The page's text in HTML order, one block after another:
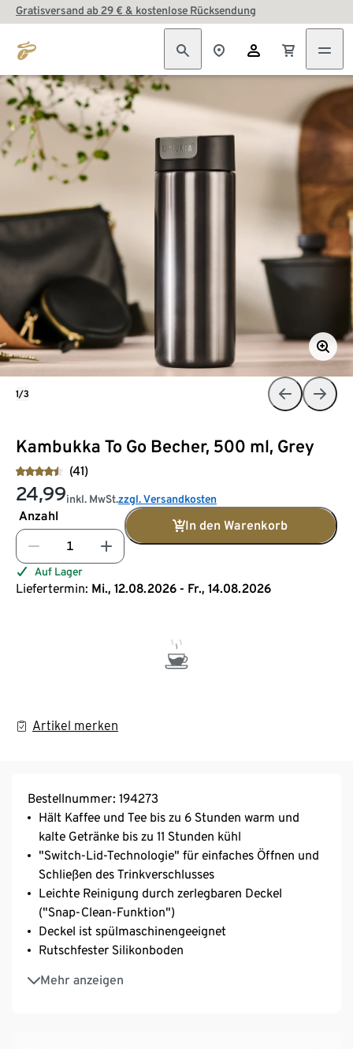
Gratisversand ab 29 € & kostenlose Rücksendung
Kambukka To Go Becher, 500 ml, Grey
(41)
24,99inkl. MwSt.zzgl. Versandkosten
Anzahl
In den Warenkorb
Auf Lager
Liefertermin: Mi., 12.08.2026 - Fr., 14.08.2026
Artikel merken
1/3
Bestellnummer: 194273
Hält Kaffee und Tee bis zu 6 Stunden warm und
kalte Getränke bis zu 11 Stunden kühl
"Switch-Lid-Technologie" für einfaches Öffnen und
Schließen des Trinkverschlusses
Leichte Reinigung durch zerlegbaren Deckel
("Snap-Clean-Funktion")
Deckel ist spülmaschinengeeignet
Rutschfester Silikonboden
Mehr anzeigen
Füllmenge ca. 500 ml